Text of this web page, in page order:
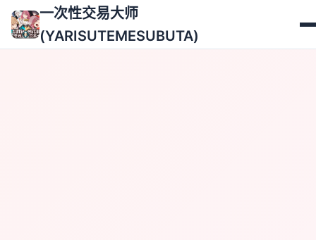
一次性交易大师
(YARISUTEMESUBUTA)